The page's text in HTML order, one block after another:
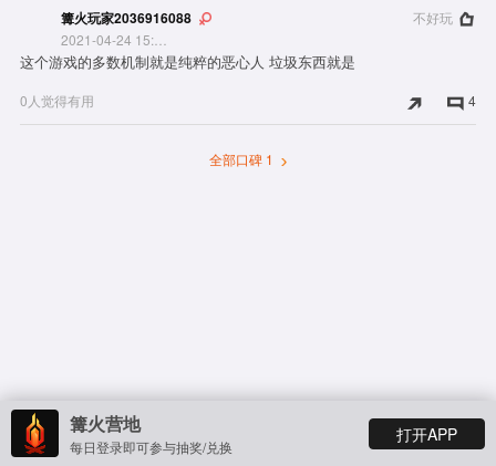
篝火玩家2036916088
2021-04-24 15:12:00
不好玩
这个游戏的多数机制就是纯粹的恶心人 垃圾东西就是
0人觉得有用 4
全部口碑 1
篝火营地
每日登录即可参与抽奖/兑换
打开APP